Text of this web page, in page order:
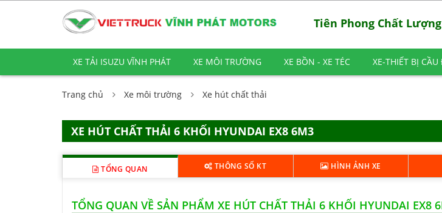
Tiên Phong Chất
XE TẢI ISUZU VĨNH PHÁT XE MÔI TRƯỜNG XE BỒN - XE TÉC XE-THIẾT BỊ
Trang chủ Xe môi trường Xe hút chất thải
XE HÚT CHẤT THẢI 6 KHỐI HYUNDAI EX8 6M3
TỔNG QUAN THÔNG SỐ KT HÌNH ẢNH XE
TỔNG QUAN VỀ SẢN PHẨM XE HÚT CHẤT THẢI 6 KHỐI HYUNDAI EX8